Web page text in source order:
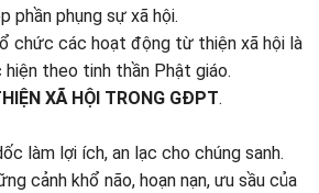
phần phụng sự xã hội.
chức các hoạt động từ thiện xã hội là
theo tinh thần Phật giáo.
XÃ HỘI TRONG GĐPT.
làm lợi ích, an lạc cho chúng sanh.
cảnh khổ não, hoạn nạn, ưu sầu của